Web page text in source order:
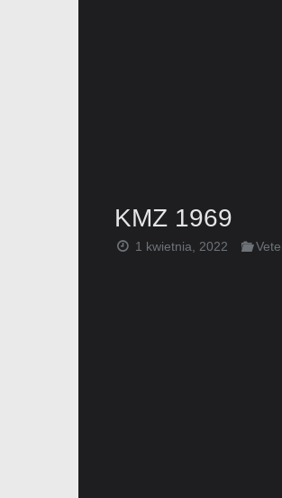
KMZ 1969
1 kwietnia, 2022